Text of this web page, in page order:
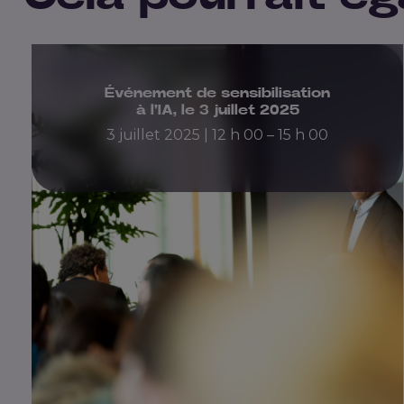
Événement de sensibilisation
à l'IA, le 3 juillet 2025
3 juillet 2025 | 12 h 00 – 15 h 00